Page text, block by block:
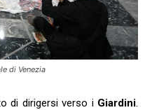
di Venezia
di dirigersi verso i Giardini